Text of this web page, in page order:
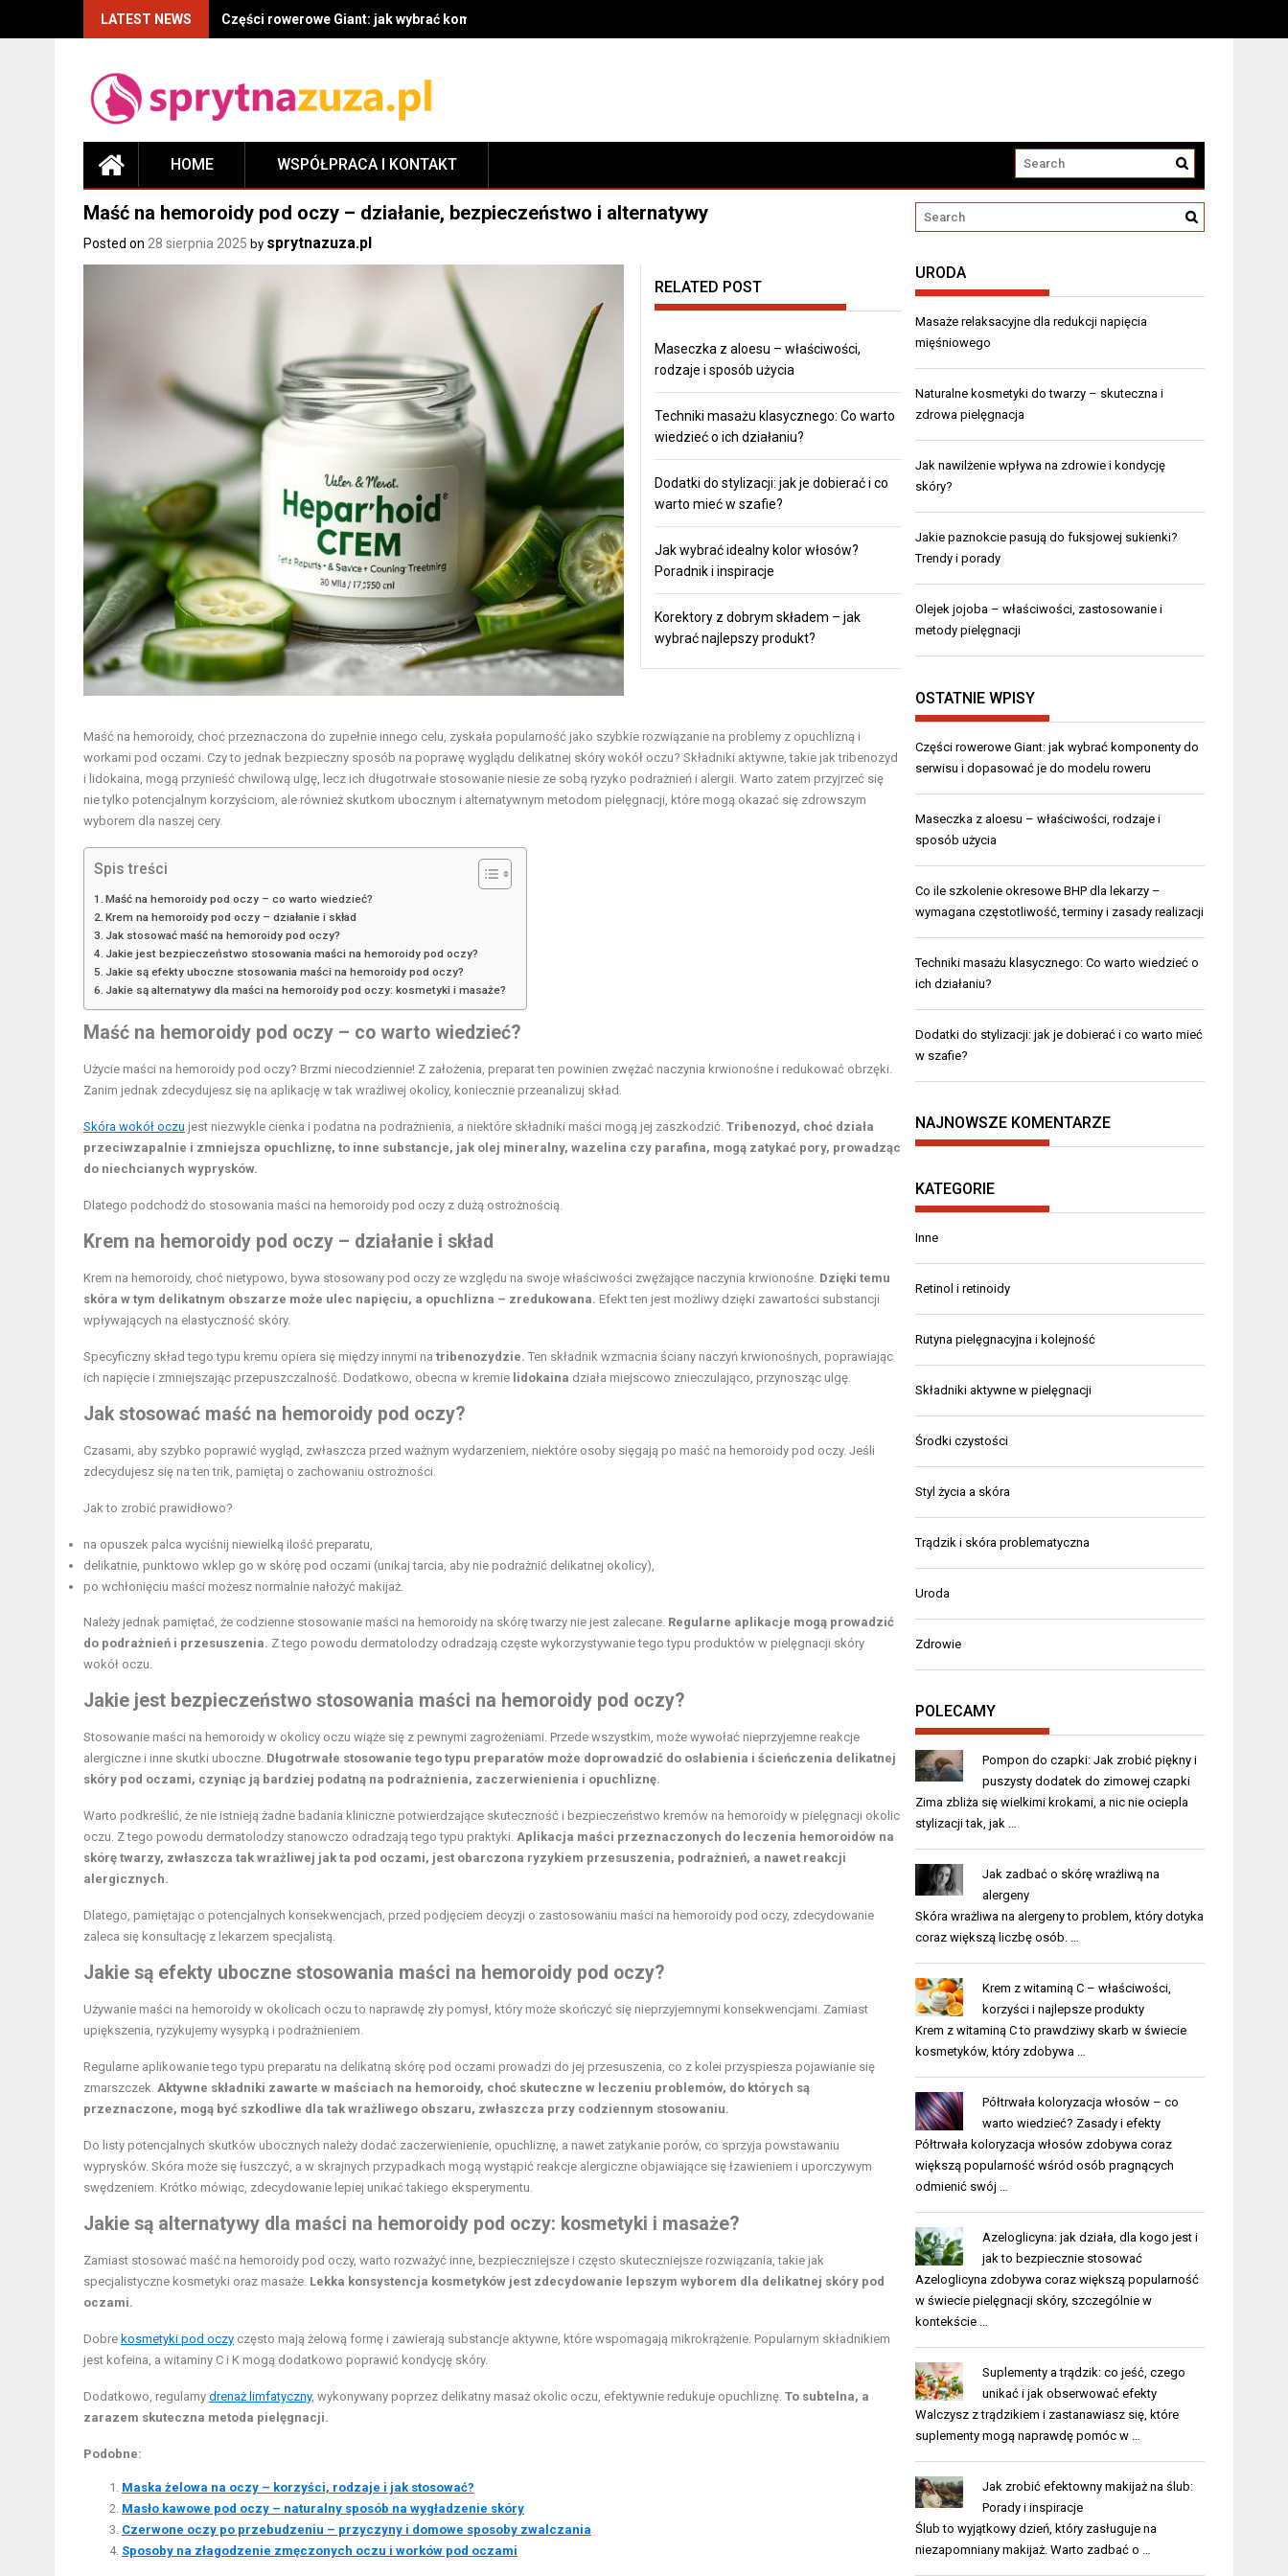
LATEST NEWS Części rowerowe Giant: jak wybrać komponenty do serwisu i dopasować je do modelu roweru
HOME WSPÓŁPRACA I KONTAKT
Maść na hemoroidy pod oczy – działanie, bezpieczeństwo i alternatywy
Posted on 28 sierpnia 2025 by sprytnazuza.pl
RELATED POST
Maseczka z aloesu – właściwości,
rodzaje i sposób użycia
Techniki masażu klasycznego: Co warto
wiedzieć o ich działaniu?
Dodatki do stylizacji: jak je dobierać i co
warto mieć w szafie?
Jak wybrać idealny kolor włosów?
Poradnik i inspiracje
Korektory z dobrym składem – jak
wybrać najlepszy produkt?
Maść na hemoroidy, choć przeznaczona do zupełnie innego celu, zyskała popularność jako szybkie rozwiązanie na problemy z opuchlizną i
workami pod oczami. Czy to jednak bezpieczny sposób na poprawę wyglądu delikatnej skóry wokół oczu? Składniki aktywne, takie jak tribenozyd
i lidokaina, mogą przynieść chwilową ulgę, lecz ich długotrwałe stosowanie niesie ze sobą ryzyko podrażnień i alergii. Warto zatem przyjrzeć się
nie tylko potencjalnym korzyściom, ale również skutkom ubocznym i alternatywnym metodom pielęgnacji, które mogą okazać się zdrowszym
wyborem dla naszej cery.
Spis treści
Maść na hemoroidy pod oczy – co warto wiedzieć?
Krem na hemoroidy pod oczy – działanie i skład
Jak stosować maść na hemoroidy pod oczy?
Jakie jest bezpieczeństwo stosowania maści na hemoroidy pod oczy?
Jakie są efekty uboczne stosowania maści na hemoroidy pod oczy?
Jakie są alternatywy dla maści na hemoroidy pod oczy: kosmetyki i masaże?
Maść na hemoroidy pod oczy – co warto wiedzieć?
Użycie maści na hemoroidy pod oczy? Brzmi niecodziennie! Z założenia, preparat ten powinien zwężać naczynia krwionośne i redukować obrzęki.
Zanim jednak zdecydujesz się na aplikację w tak wrażliwej okolicy, koniecznie przeanalizuj skład.
Skóra wokół oczu jest niezwykle cienka i podatna na podrażnienia, a niektóre składniki maści mogą jej zaszkodzić. Tribenozyd, choć działa
przeciwzapalnie i zmniejsza opuchliznę, to inne substancje, jak olej mineralny, wazelina czy parafina, mogą zatykać pory, prowadząc
do niechcianych wyprysków.
Dlatego podchodź do stosowania maści na hemoroidy pod oczy z dużą ostrożnością.
Krem na hemoroidy pod oczy – działanie i skład
Krem na hemoroidy, choć nietypowo, bywa stosowany pod oczy ze względu na swoje właściwości zwężające naczynia krwionośne. Dzięki temu
skóra w tym delikatnym obszarze może ulec napięciu, a opuchlizna – zredukowana. Efekt ten jest możliwy dzięki zawartości substancji
wpływających na elastyczność skóry.
Specyficzny skład tego typu kremu opiera się między innymi na tribenozydzie. Ten składnik wzmacnia ściany naczyń krwionośnych, poprawiając
ich napięcie i zmniejszając przepuszczalność. Dodatkowo, obecna w kremie lidokaina działa miejscowo znieczulająco, przynosząc ulgę.
Jak stosować maść na hemoroidy pod oczy?
Czasami, aby szybko poprawić wygląd, zwłaszcza przed ważnym wydarzeniem, niektóre osoby sięgają po maść na hemoroidy pod oczy. Jeśli
zdecydujesz się na ten trik, pamiętaj o zachowaniu ostrożności.
Jak to zrobić prawidłowo?
na opuszek palca wyciśnij niewielką ilość preparatu,
delikatnie, punktowo wklep go w skórę pod oczami (unikaj tarcia, aby nie podrażnić delikatnej okolicy),
po wchłonięciu maści możesz normalnie nałożyć makijaż.
Należy jednak pamiętać, że codzienne stosowanie maści na hemoroidy na skórę twarzy nie jest zalecane. Regularne aplikacje mogą prowadzić
do podrażnień i przesuszenia. Z tego powodu dermatolodzy odradzają częste wykorzystywanie tego typu produktów w pielęgnacji skóry
wokół oczu.
Jakie jest bezpieczeństwo stosowania maści na hemoroidy pod oczy?
Stosowanie maści na hemoroidy w okolicy oczu wiąże się z pewnymi zagrożeniami. Przede wszystkim, może wywołać nieprzyjemne reakcje
alergiczne i inne skutki uboczne. Długotrwałe stosowanie tego typu preparatów może doprowadzić do osłabienia i ścieńczenia delikatnej
skóry pod oczami, czyniąc ją bardziej podatną na podrażnienia, zaczerwienienia i opuchliznę.
Warto podkreślić, że nie istnieją żadne badania kliniczne potwierdzające skuteczność i bezpieczeństwo kremów na hemoroidy w pielęgnacji okolic
oczu. Z tego powodu dermatolodzy stanowczo odradzają tego typu praktyki. Aplikacja maści przeznaczonych do leczenia hemoroidów na
skórę twarzy, zwłaszcza tak wrażliwej jak ta pod oczami, jest obarczona ryzykiem przesuszenia, podrażnień, a nawet reakcji
alergicznych.
Dlatego, pamiętając o potencjalnych konsekwencjach, przed podjęciem decyzji o zastosowaniu maści na hemoroidy pod oczy, zdecydowanie
zaleca się konsultację z lekarzem specjalistą.
Jakie są efekty uboczne stosowania maści na hemoroidy pod oczy?
Używanie maści na hemoroidy w okolicach oczu to naprawdę zły pomysł, który może skończyć się nieprzyjemnymi konsekwencjami. Zamiast
upiększenia, ryzykujemy wysypką i podrażnieniem.
Regularne aplikowanie tego typu preparatu na delikatną skórę pod oczami prowadzi do jej przesuszenia, co z kolei przyspiesza pojawianie się
zmarszczek. Aktywne składniki zawarte w maściach na hemoroidy, choć skuteczne w leczeniu problemów, do których są
przeznaczone, mogą być szkodliwe dla tak wrażliwego obszaru, zwłaszcza przy codziennym stosowaniu.
Do listy potencjalnych skutków ubocznych należy dodać zaczerwienienie, opuchliznę, a nawet zatykanie porów, co sprzyja powstawaniu
wyprysków. Skóra może się łuszczyć, a w skrajnych przypadkach mogą wystąpić reakcje alergiczne objawiające się łzawieniem i uporczywym
swędzeniem. Krótko mówiąc, zdecydowanie lepiej unikać takiego eksperymentu.
Jakie są alternatywy dla maści na hemoroidy pod oczy: kosmetyki i masaże?
Zamiast stosować maść na hemoroidy pod oczy, warto rozważyć inne, bezpieczniejsze i często skuteczniejsze rozwiązania, takie jak
specjalistyczne kosmetyki oraz masaże. Lekka konsystencja kosmetyków jest zdecydowanie lepszym wyborem dla delikatnej skóry pod
oczami.
Dobre kosmetyki pod oczy często mają żelową formę i zawierają substancje aktywne, które wspomagają mikrokrążenie. Popularnym składnikiem
jest kofeina, a witaminy C i K mogą dodatkowo poprawić kondycję skóry.
Dodatkowo, regularny drenaż limfatyczny, wykonywany poprzez delikatny masaż okolic oczu, efektywnie redukuje opuchliznę. To subtelna, a
zarazem skuteczna metoda pielęgnacji.
Podobne:
Maska żelowa na oczy – korzyści, rodzaje i jak stosować?
Masło kawowe pod oczy – naturalny sposób na wygładzenie skóry
Czerwone oczy po przebudzeniu – przyczyny i domowe sposoby zwalczania
Sposoby na złagodzenie zmęczonych oczu i worków pod oczami
URODA
Masaże relaksacyjne dla redukcji napięcia
mięśniowego
Naturalne kosmetyki do twarzy – skuteczna i
zdrowa pielęgnacja
Jak nawilżenie wpływa na zdrowie i kondycję
skóry?
Jakie paznokcie pasują do fuksjowej sukienki?
Trendy i porady
Olejek jojoba – właściwości, zastosowanie i
metody pielęgnacji
OSTATNIE WPISY
Części rowerowe Giant: jak wybrać komponenty do
serwisu i dopasować je do modelu roweru
Maseczka z aloesu – właściwości, rodzaje i
sposób użycia
Co ile szkolenie okresowe BHP dla lekarzy –
wymagana częstotliwość, terminy i zasady realizacji
Techniki masażu klasycznego: Co warto wiedzieć o
ich działaniu?
Dodatki do stylizacji: jak je dobierać i co warto mieć
w szafie?
NAJNOWSZE KOMENTARZE
KATEGORIE
Inne
Retinol i retinoidy
Rutyna pielęgnacyjna i kolejność
Składniki aktywne w pielęgnacji
Środki czystości
Styl życia a skóra
Trądzik i skóra problematyczna
Uroda
Zdrowie
POLECAMY
Pompon do czapki: Jak zrobić piękny i
puszysty dodatek do zimowej czapki
Zima zbliża się wielkimi krokami, a nic nie ociepla
stylizacji tak, jak …
Jak zadbać o skórę wrażliwą na
alergeny
Skóra wrażliwa na alergeny to problem, który dotyka
coraz większą liczbę osób. …
Krem z witaminą C – właściwości,
korzyści i najlepsze produkty
Krem z witaminą C to prawdziwy skarb w świecie
kosmetyków, który zdobywa …
Półtrwała koloryzacja włosów – co
warto wiedzieć? Zasady i efekty
Półtrwała koloryzacja włosów zdobywa coraz
większą popularność wśród osób pragnących
odmienić swój …
Azeloglicyna: jak działa, dla kogo jest i
jak to bezpiecznie stosować
Azeloglicyna zdobywa coraz większą popularność
w świecie pielęgnacji skóry, szczególnie w
kontekście …
Suplementy a trądzik: co jeść, czego
unikać i jak obserwować efekty
Walczysz z trądzikiem i zastanawiasz się, które
suplementy mogą naprawdę pomóc w …
Jak zrobić efektowny makijaż na ślub:
Porady i inspiracje
Ślub to wyjątkowy dzień, który zasługuje na
niezapomniany makijaż. Warto zadbać o …